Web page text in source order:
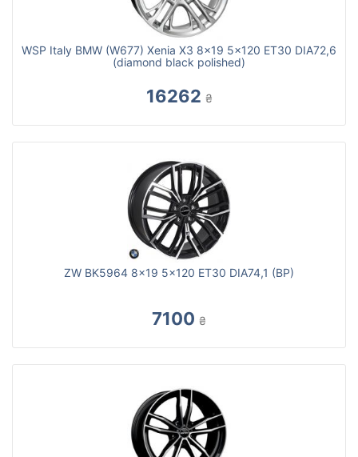
WSP Italy BMW (W677) Xenia X3 8x19 5x120 ET30 DIA72,6
(diamond black polished)
16262 ₴
ZW BK5964 8x19 5x120 ET30 DIA74,1 (BP)
7100 ₴